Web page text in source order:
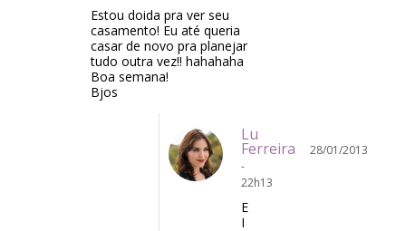
Estou doida pra ver seu
casamento! Eu até queria
casar de novo pra planejar
tudo outra vez!! hahahaha
Boa semana!
Bjos
Lu
Ferreira
28/01/2013
-
22h13
E
I